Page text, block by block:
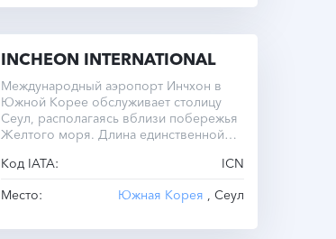
INCHEON INTERNATIONAL
Международный аэропорт Инчхон в
Южной Корее обслуживает столицу
Сеул, располагаясь вблизи побережья
Желтого моря. Длина единственной
составляет 3750 метров.
Код IATA:
ICN
Место:
Южная Корея , Сеул